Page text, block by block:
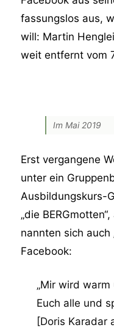
fassungslos aus,
will: Martin
weit entfernt vom
Im Mai 2019
Erst vergangene
unter ein
Ausbildungskurs-
„die
nannten sich auch
Facebook:
„Mir wird
Euch alle und
[Doris Karadar